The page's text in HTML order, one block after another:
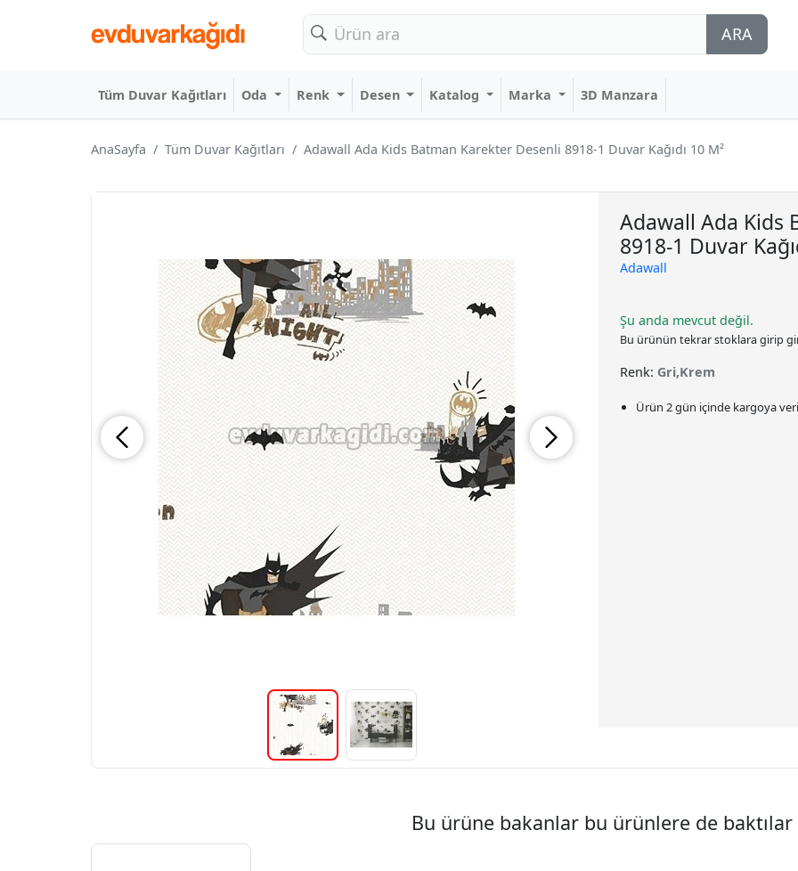
ARA
Tüm Duvar Kağıtları Oda Renk Desen Katalog Marka 3D Manzara
AnaSayfa Tüm Duvar Kağıtları
Adawall Ada Kids Batman Karekter Desenli 8918-1 Duvar Kağıdı 10 M²
Adawall Ada Kids
8918-1 Duvar
Adawall
Şu anda mevcut değil.
Bu ürünün tekrar stoklara girip
Renk: Gri,Krem
Ürün 2 gün içinde kargoya
Bu ürüne bakanlar bu ürünlere de baktılar